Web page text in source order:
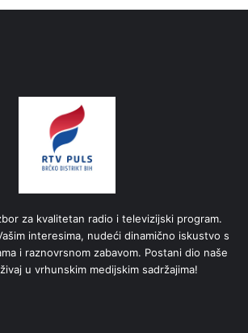
za kvalitetan radio i televizijski program.
interesima, nudeći dinamično iskustvo s
i raznovrsnom zabavom. Postani dio naše
u vrhunskim medijskim sadržajima!